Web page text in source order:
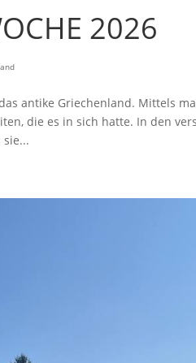
2026
antike Griechenland. Mittels
die es in sich hatte. In den